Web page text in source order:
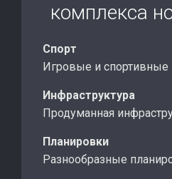
комплекса
Спорт
Игровые и
Инфраструктура
Продуманная
Планировки
Разнообразные